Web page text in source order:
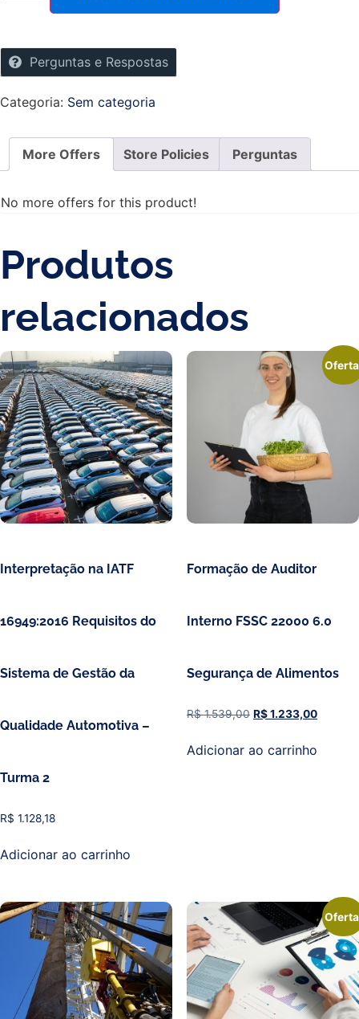
Perguntas e Respostas
Categoria: Sem categoria
More Offers Store Policies Perguntas
No more offers for this product!
Produtos
relacionados
Interpretação na IATF
16949:2016 Requisitos do
Sistema de Gestão da
Qualidade Automotiva​ –
Turma 2
R$ 1.128,18
Adicionar ao carrinho
Formação de Auditor
Interno FSSC 22000 6.0
Segurança de Alimentos
R$1.539,00 R$1.233,00
Adicionar ao carrinho